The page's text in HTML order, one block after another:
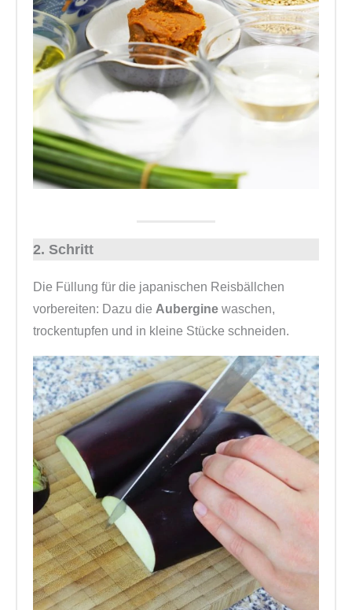
2. Schritt
Die Füllung für die japanischen Reisbällchen
vorbereiten: Dazu die Aubergine waschen,
trockentupfen und in kleine Stücke schneiden.